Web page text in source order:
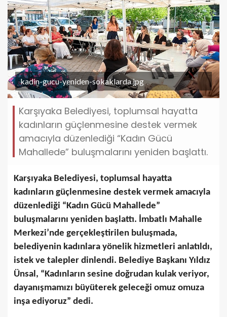
kadin-gucu-yeniden-sokaklarda.jpg
Karşıyaka Belediyesi, toplumsal hayatta
kadınların güçlenmesine destek vermek
amacıyla düzenlediği “Kadın Gücü
Mahallede” buluşmalarını yeniden başlattı.
Karşıyaka Belediyesi, toplumsal hayatta
kadınların güçlenmesine destek vermek amacıyla
düzenlediği “Kadın Gücü Mahallede”
buluşmalarını yeniden başlattı. İmbatlı Mahalle
Merkezi’nde gerçekleştirilen buluşmada,
belediyenin kadınlara yönelik hizmetleri anlatıldı,
istek ve talepler dinlendi. Belediye Başkanı Yıldız
Ünsal, “Kadınların sesine doğrudan kulak veriyor,
dayanışmamızı büyüterek geleceği omuz omuza
inşa ediyoruz” dedi.